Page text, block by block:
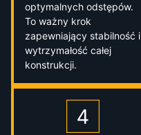
optymalnych odstępów.
To ważny krok
zapewniający stabilność i
wytrzymałość całej
konstrukcji.